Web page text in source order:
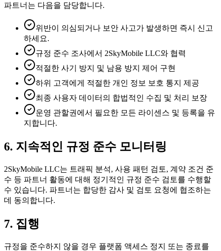
파트너는 다음을 담당합니다.
위반이 의심되거나 보안 사고가 발생하면 즉시 신고
하세요.
규정 준수 조사에서 2SkyMobile LLC와 협력
적절한 사기 방지 및 남용 방지 제어 구현
하위 고객에게 적절한 개인 정보 보호 통지 제공
최종 사용자 데이터의 합법적인 수집 및 처리 보장
운영 관할권에서 필요한 모든 라이센스 및 등록을 유
지합니다.
6. 지속적인 규정 준수 모니터링
2SkyMobile LLC는 트래픽 분석, 사용 패턴 검토, 계약 조건 준
수 등 파트너 활동에 대해 정기적인 규정 준수 검토를 수행할
수 있습니다. 파트너는 합당한 감사 및 검토 요청에 협조하는
데 동의합니다.
7. 집행
규정을 준수하지 않을 경우 플랫폼 액세스 정지 또는 종료를